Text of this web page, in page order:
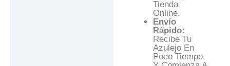
Tienda
Online.
Envío
Rápido:
Recibe Tu
Azulejo En
Poco Tiempo